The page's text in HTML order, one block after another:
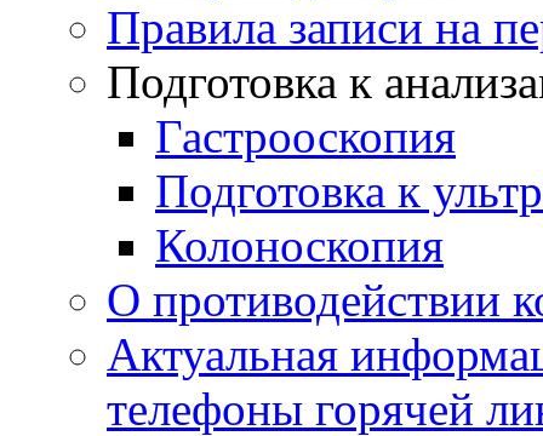
Правила записи на
Подготовка к
Гастрооскопия
Подготовка к
Колоноскопия
О противодействии
Актуальная
телефоны горячей